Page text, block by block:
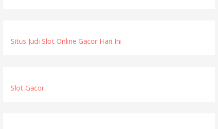
Situs Judi Slot Online Gacor Hari Ini
Slot Gacor